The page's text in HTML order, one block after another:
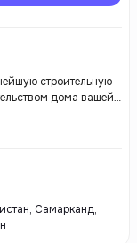
строительную
дома вашей
в
домами,
каждом проекте.
обеспечиваем
Самарканд,